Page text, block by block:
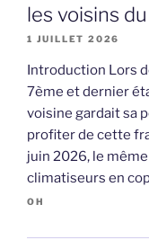
les voisins
1 JUILLET 2026
Introduction Lors
7ème et dernier
voisine gardait sa
profiter de cette
juin 2026, le
climatiseurs en
OH